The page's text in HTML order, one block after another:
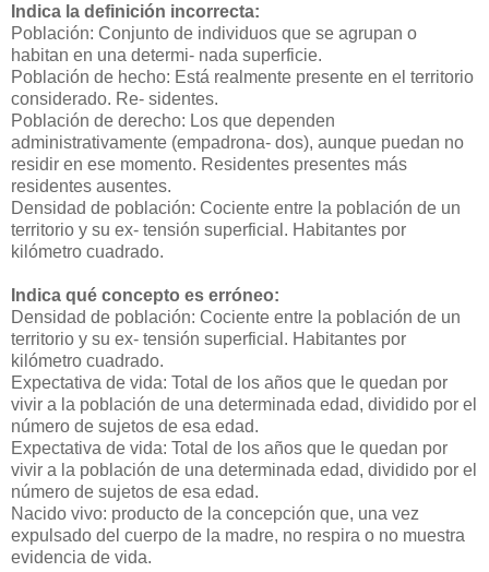
Indica la definición incorrecta:
Población: Conjunto de individuos que se agrupan o
habitan en una determi- nada superficie.
Población de hecho: Está realmente presente en el territorio
considerado. Re- sidentes.
Población de derecho: Los que dependen
administrativamente (empadrona- dos), aunque puedan no
residir en ese momento. Residentes presentes más
residentes ausentes.
Densidad de población: Cociente entre la población de un
territorio y su ex- tensión superficial. Habitantes por
kilómetro cuadrado.
Indica qué concepto es erróneo:
Densidad de población: Cociente entre la población de un
territorio y su ex- tensión superficial. Habitantes por
kilómetro cuadrado.
Expectativa de vida: Total de los años que le quedan por
vivir a la población de una determinada edad, dividido por el
número de sujetos de esa edad.
Expectativa de vida: Total de los años que le quedan por
vivir a la población de una determinada edad, dividido por el
número de sujetos de esa edad.
Nacido vivo: producto de la concepción que, una vez
expulsado del cuerpo de la madre, no respira o no muestra
evidencia de vida.